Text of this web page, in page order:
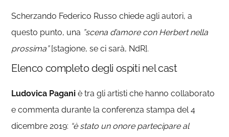
Scherzando Federico Russo chiede agli autori, a
questo punto, una ”scena d’amore con Herbert nella
prossima”[stagione, se ci sarà, NdR].
Elenco completo degli ospiti nel cast
Ludovica Pagani è tra gli artisti che hanno collaborato
e commenta durante la conferenza stampa del 4
dicembre 2019: “è stato un onore partecipare al